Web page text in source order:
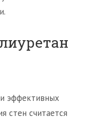
эффективных
стен считается